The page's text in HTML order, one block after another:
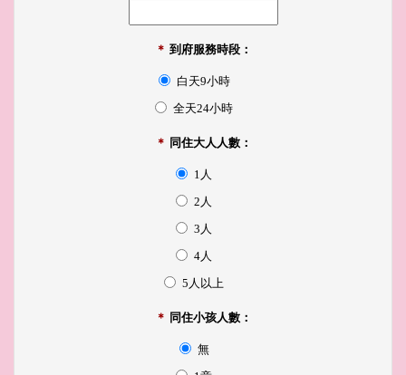
＊ 到府服務時段：
白天9小時
全天24小時
＊ 同住大人人數：
1人
2人
3人
4人
5人以上
＊ 同住小孩人數：
無